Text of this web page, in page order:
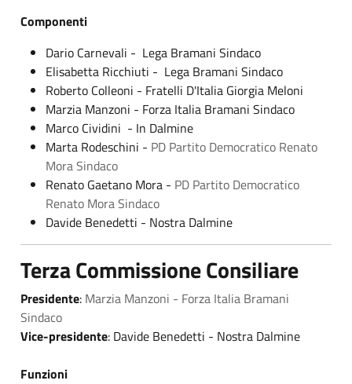
Componenti
Dario Carnevali - Lega Bramani Sindaco
Elisabetta Ricchiuti - Lega Bramani Sindaco
Roberto Colleoni - Fratelli D'Italia Giorgia Meloni
Marzia Manzoni - Forza Italia Bramani Sindaco
Marco Cividini - In Dalmine
Marta Rodeschini - PD Partito Democratico Renato
Mora Sindaco
Renato Gaetano Mora - PD Partito Democratico
Renato Mora Sindaco
Davide Benedetti - Nostra Dalmine
Terza Commissione Consiliare
Presidente: Marzia Manzoni - Forza Italia Bramani
Sindaco
Vice-presidente: Davide Benedetti - Nostra Dalmine
Funzioni